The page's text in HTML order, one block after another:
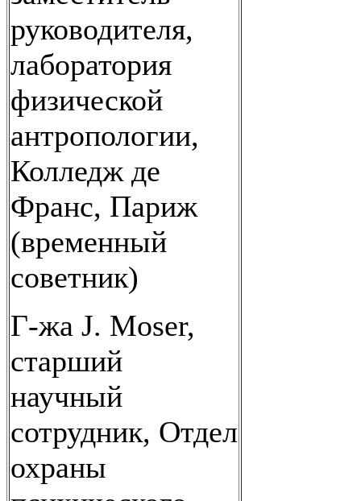
руководителя,
лаборатория
физической
антропологии,
Колледж де
Франс, Париж
(временный
советник)
Г-жа J. Moser,
старший
научный
сотрудник, Отдел
охраны